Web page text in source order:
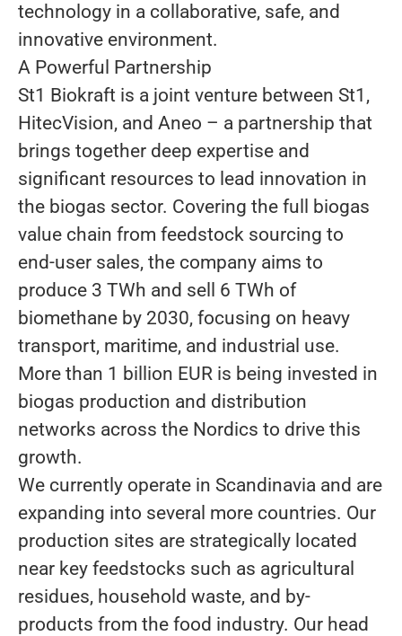
technology in a collaborative, safe, and
innovative environment.
A Powerful Partnership
St1 Biokraft is a joint venture between St1,
HitecVision, and Aneo – a partnership that
brings together deep expertise and
significant resources to lead innovation in
the biogas sector. Covering the full biogas
value chain from feedstock sourcing to
end-user sales, the company aims to
produce 3 TWh and sell 6 TWh of
biomethane by 2030, focusing on heavy
transport, maritime, and industrial use.
More than 1 billion EUR is being invested in
biogas production and distribution
networks across the Nordics to drive this
growth.
We currently operate in Scandinavia and are
expanding into several more countries. Our
production sites are strategically located
near key feedstocks such as agricultural
residues, household waste, and by-
products from the food industry. Our head